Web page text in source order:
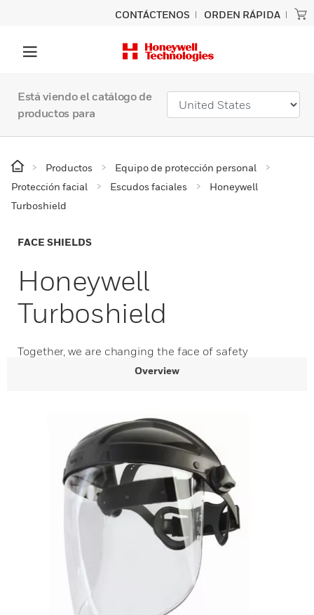
CONTÁCTENOS ORDEN RÁPIDA
Está viendo el catálogo de
productos para
Productos
Equipo de protección personal
Protección facial
Escudos faciales
Honeywell
Turboshield
FACE SHIELDS
Honeywell
Turboshield
Together, we are changing the face of safety
Overview